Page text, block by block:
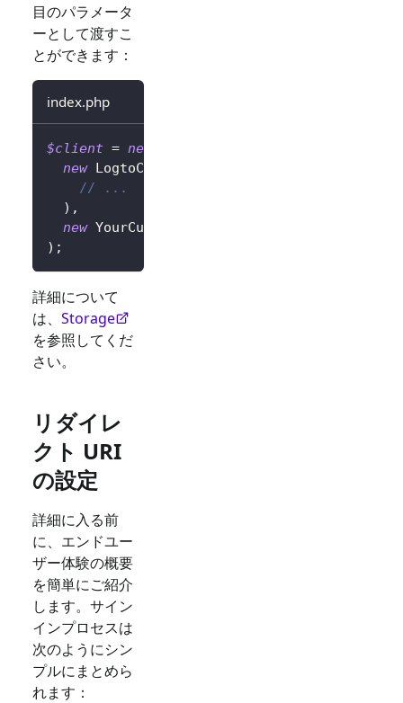
目のパラメータ
ーとして渡すこ
とができます：
index.php
$client = new
new LogtoConfig
// ...
) ,
new YourCustomStorage
) ;
詳細について
は、 Storage
を参照してくだ
さい。
リダイレ
クト URI
の設定
詳細に入る前
に、エンドユー
ザー体験の概要
を簡単にご紹介
します。サイン
インプロセスは
次のようにシン
プルにまとめら
れます：